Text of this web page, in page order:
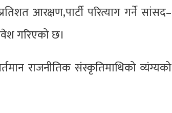
आरक्षण,पार्टी परित्याग गर्ने सांसद–
गरिएको छ।
राजनीतिक संस्कृतिमाथिको व्यंग्यको